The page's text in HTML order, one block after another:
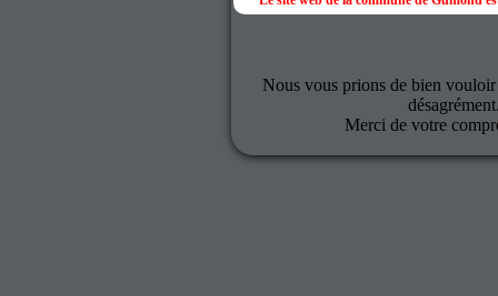
Nous vous prions de bien
Merci de votre